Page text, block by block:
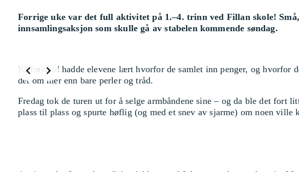
Forrige uke var det full aktivitet på 1.–4. trinn ved Fillan skole!
innsamlingsaksjon som skulle gå av stabelen kommende søndag.
På forhånd hadde elevene lært hvorfor de samlet inn penger, og
det om mer enn bare perler og tråd.
Fredag tok de turen ut for å selge armbåndene sine – og da ble det
plass til plass og spurte høflig (og med et snev av sjarme) om noen ville